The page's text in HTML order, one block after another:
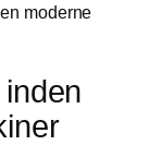
moderne